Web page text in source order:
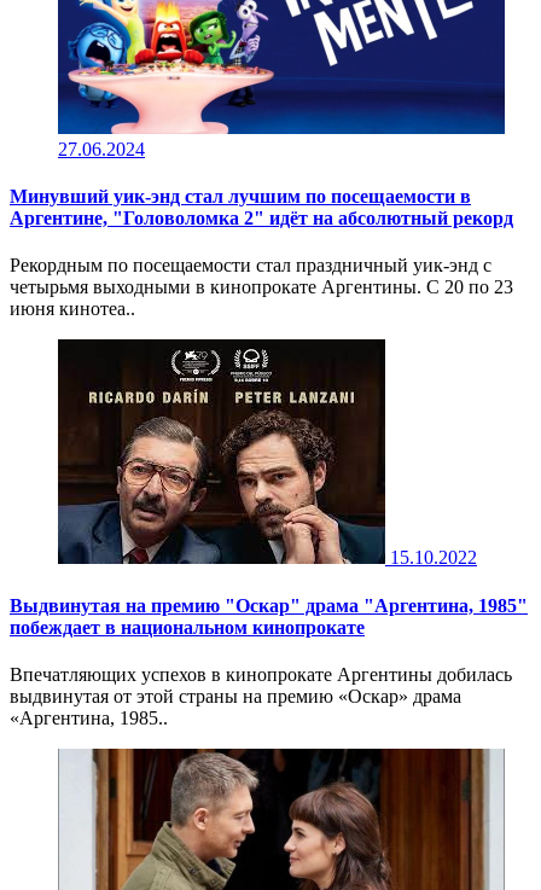
27.06.2024
Минувший уик-энд стал лучшим по посещаемости в
Аргентине, "Головоломка 2" идёт на абсолютный рекорд
Рекордным по посещаемости стал праздничный уик-энд с
четырьмя выходными в кинопрокате Аргентины. С 20 по 23
июня кинотеа..
15.10.2022
Выдвинутая на премию "Оскар" драма "Аргентина, 1985"
побеждает в национальном кинопрокате
Впечатляющих успехов в кинопрокате Аргентины добилась
выдвинутая от этой страны на премию «Оскар» драма
«Аргентина, 1985..